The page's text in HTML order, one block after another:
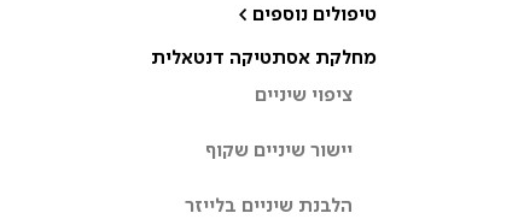
טיפולים נוספים >
מחלקת אסתטיקה דנטאלית
ציפוי שיניים
יישור שיניים שקוף
הלבנת שיניים בלייזר